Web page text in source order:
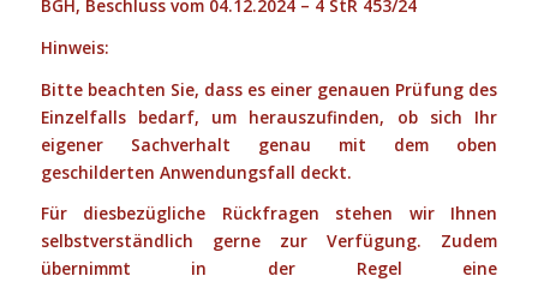
BGH, Beschluss vom 04.12.2024 – 4 StR 453/24
Hinweis:
Bitte beachten Sie, dass es einer genauen Prüfung des
Einzelfalls bedarf, um herauszufinden, ob sich Ihr
eigener Sachverhalt genau mit dem oben
geschilderten Anwendungsfall deckt.
Für diesbezügliche Rückfragen stehen wir Ihnen
selbstverständlich gerne zur Verfügung. Zudem
übernimmt in der Regel eine